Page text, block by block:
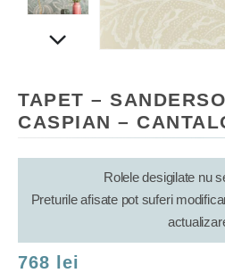
TAPET –
CASPIAN –
Rolele desigilate nu
Preturile afisate pot suferi
768 lei